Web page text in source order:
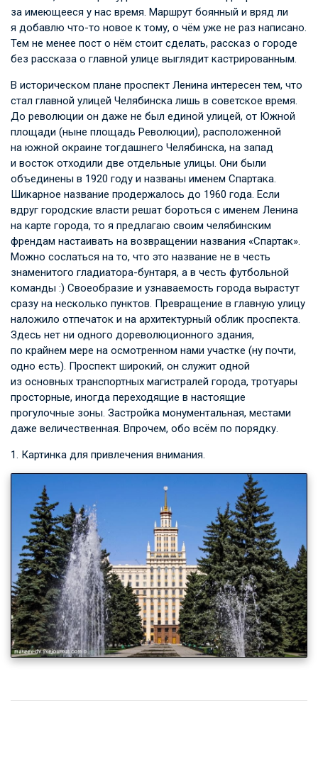
за имеющееся у нас время. Маршрут боянный и вряд ли
я добавлю что-то новое к тому, о чём уже не раз написано.
Тем не менее пост о нём стоит сделать, рассказ о городе
без рассказа о главной улице выглядит кастрированным.
В историческом плане проспект Ленина интересен тем, что
стал главной улицей Челябинска лишь в советское время.
До революции он даже не был единой улицей, от Южной
площади (ныне площадь Революции), расположенной
на южной окраине тогдашнего Челябинска, на запад
и восток отходили две отдельные улицы. Они были
объединены в 1920 году и названы именем Спартака.
Шикарное название продержалось до 1960 года. Если
вдруг городские власти решат бороться с именем Ленина
на карте города, то я предлагаю своим челябинским
френдам настаивать на возвращении названия «Спартак».
Можно сослаться на то, что это название не в честь
знаменитого гладиатора-бунтаря, а в честь футбольной
команды :) Своеобразие и узнаваемость города вырастут
сразу на несколько пунктов. Превращение в главную улицу
наложило отпечаток и на архитектурный облик проспекта.
Здесь нет ни одного дореволюционного здания,
по крайнем мере на осмотренном нами участке (ну почти,
одно есть). Проспект широкий, он служит одной
из основных транспортных магистралей города, тротуары
просторные, иногда переходящие в настоящие
прогулочные зоны. Застройка монументальная, местами
даже величественная. Впрочем, обо всём по порядку.
1. Картинка для привлечения внимания.